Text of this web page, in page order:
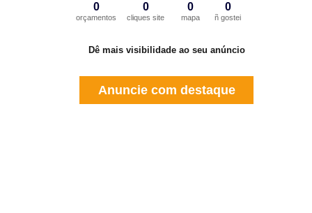
0
orçamentos
0
cliques site
0
mapa
0
ñ gostei
Dê mais visibilidade ao seu anúncio
Anuncie com destaque